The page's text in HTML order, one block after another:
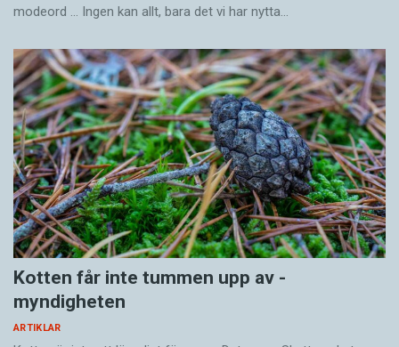
modeord … Ingen kan allt, bara det vi har nytta…
Kotten får inte tummen upp av ­
myndigheten
ARTIKLAR